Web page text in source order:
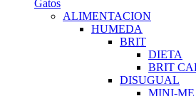
Gatos
ALIMENTACION
HUMEDA
BRIT
DIETA
BRIT
DISUGUAL
MINI-ME